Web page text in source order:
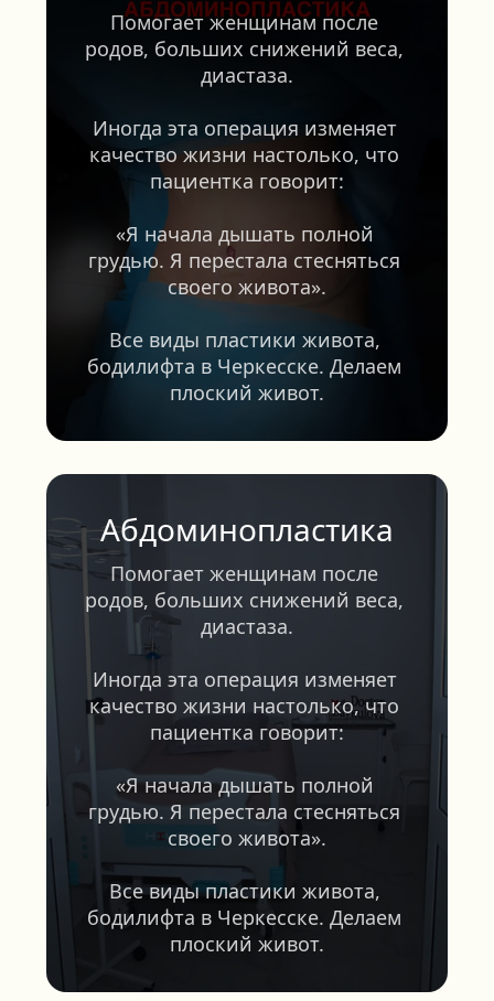
Помогает женщинам после
родов, больших снижений веса,
диастаза.
Иногда эта операция изменяет
качество жизни настолько, что
пациентка говорит:
«Я начала дышать полной
грудью. Я перестала стесняться
своего живота».
Все виды пластики живота,
бодилифта в Черкесске. Делаем
плоский живот.
Абдоминопластика
Помогает женщинам после
родов, больших снижений веса,
диастаза.
Иногда эта операция изменяет
качество жизни настолько, что
пациентка говорит:
«Я начала дышать полной
грудью. Я перестала стесняться
своего живота».
Все виды пластики живота,
бодилифта в Черкесске. Делаем
плоский живот.